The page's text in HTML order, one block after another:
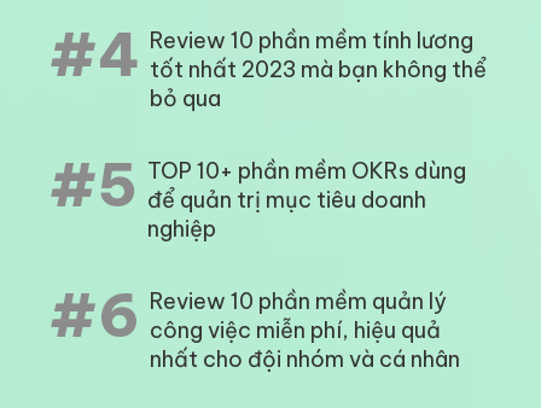
#4 Review 10 phần mềm tính lương
tốt nhất 2023 mà bạn không thể
bỏ qua
#5 TOP 10+ phần mềm OKRs dùng
để quản trị mục tiêu doanh
nghiệp
#6 Review 10 phần mềm quản lý
công việc miễn phí, hiệu quả
nhất cho đội nhóm và cá nhân